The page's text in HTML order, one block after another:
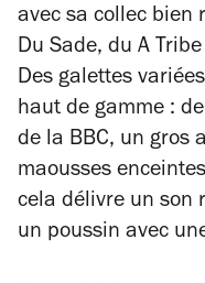
avec sa collec bien
Du Sade, du A
Des galettes
haut de gamme :
de la BBC, un gros
maousses
cela délivre un son
un poussin avec